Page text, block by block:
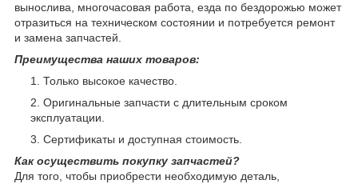
вынослива, многочасовая работа, езда по бездорожью может
отразиться на техническом состоянии и потребуется ремонт
и замена запчастей.
Преимущества наших товаров:
Только высокое качество.
Оригинальные запчасти с длительным сроком
эксплуатации.
Сертификаты и доступная стоимость.
Как осуществить покупку запчастей?
Для того, чтобы приобрести необходимую деталь,